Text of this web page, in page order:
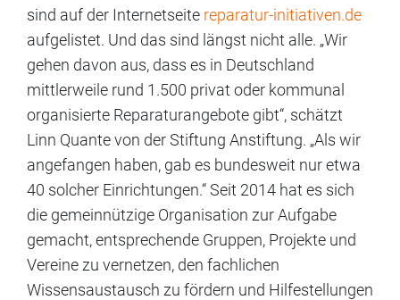
sind auf der Internetseite reparatur-initiativen.de
aufgelistet. Und das sind längst nicht alle. „Wir
gehen davon aus, dass es in Deutschland
mittlerweile rund 1.500 privat oder kommunal
organisierte Reparaturangebote gibt“, schätzt
Linn Quante von der Stiftung Anstiftung. „Als wir
angefangen haben, gab es bundesweit nur etwa
40 solcher Einrichtungen.“ Seit 2014 hat es sich
die gemeinnützige Organisation zur Aufgabe
gemacht, entsprechende Gruppen, Projekte und
Vereine zu vernetzen, den fachlichen
Wissensaustausch zu fördern und Hilfestellungen